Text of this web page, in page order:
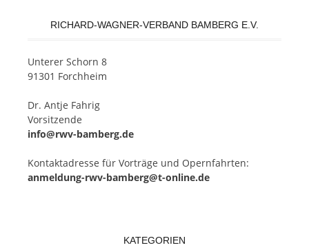
RICHARD-WAGNER-VERBAND BAMBERG E.V.
Un­te­rer Schorn 8
91301 Forchheim
Dr. Ant­je Fahrig
Vorsitzende
info@rwv-bamberg.de
Kon­takt­adres­se für Vor­trä­ge und Opern­fahr­ten:
anmeldung-rwv-bamberg@t-online.de
KATEGORIEN